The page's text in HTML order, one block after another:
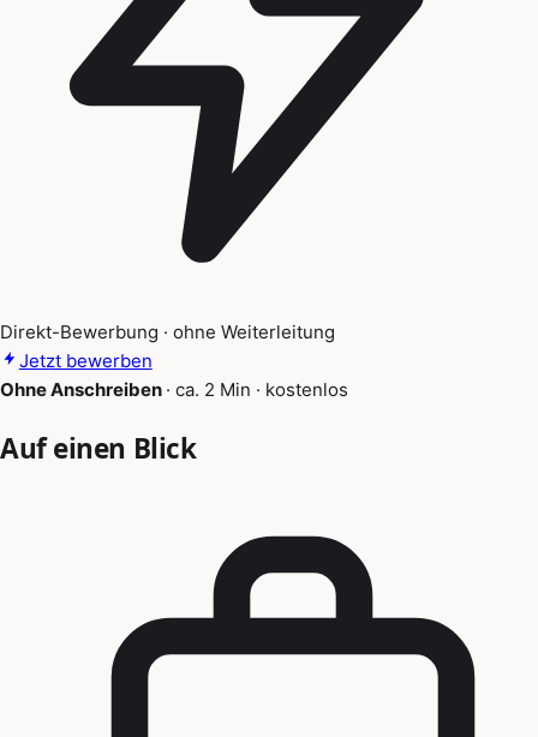
Direkt-Bewerbung · ohne Weiterleitung
Jetzt bewerben
Ohne Anschreiben · ca. 2 Min · kostenlos
Auf einen Blick